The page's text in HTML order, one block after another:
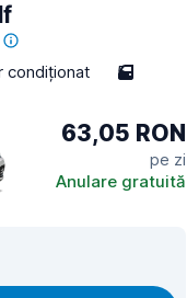
condiționat 5
63,05 RON
pe zi
Anulare gratuită